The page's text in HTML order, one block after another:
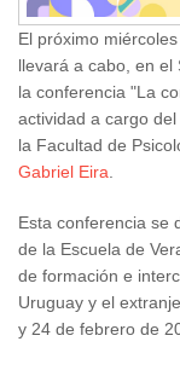
El próximo
llevará a cabo, en el
la conferencia "La
actividad a cargo
la Facultad de
Gabriel Eira
Esta conferencia se
de la Escuela de
de formación e
Uruguay y el
y 24 de febrero de